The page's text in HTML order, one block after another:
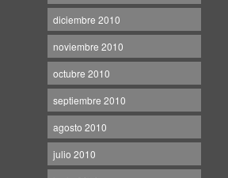
diciembre 2010
noviembre 2010
octubre 2010
septiembre 2010
agosto 2010
julio 2010